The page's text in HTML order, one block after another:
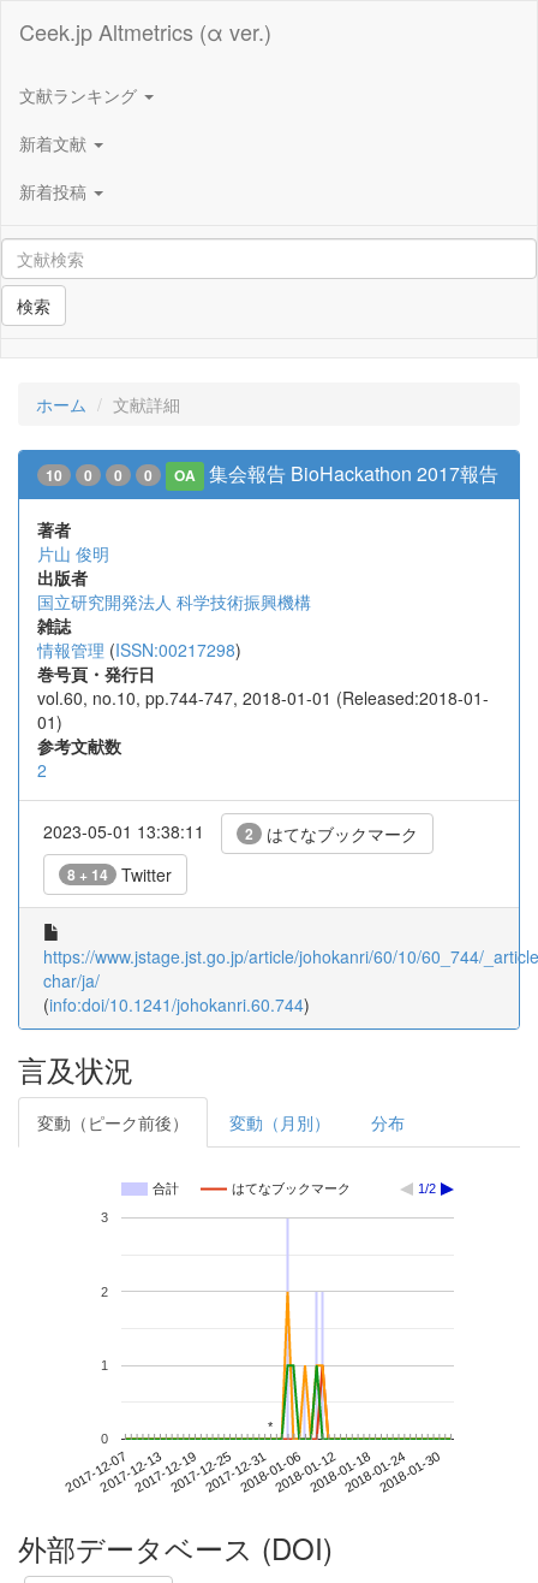
Ceek.jp Altmetrics (α ver.)
文献ランキング
新着文献
新着投稿
検索
ホーム 文献詳細
10 0 0 0 OA 集会報告 BioHackathon 2017報告
著者
片山 俊明
出版者
国立研究開発法人 科学技術振興機構
雑誌
情報管理 (ISSN:00217298)
巻号頁・発行日
vol.60, no.10, pp.744-747, 2018-01-01 (Released:2018-01-
01)
参考文献数
2
2023-05-01 13:38:11 2 はてなブックマーク
8 + 14 Twitter
https://www.jstage.jst.go.jp/article/johokanri/60/10/60_744/
char/ja/
(info:doi/10.1241/johokanri.60.744)
言及状況
変動（ピーク前後） 変動（月別） 分布
合計 はてなブックマーク 1/2
2017-12-072017-12-132017-12-192017-12-252017-12-312018-01-062018-01-122018-01-182018-01-242018-01-30
0
1
2
3
**
外部データベース (DOI)